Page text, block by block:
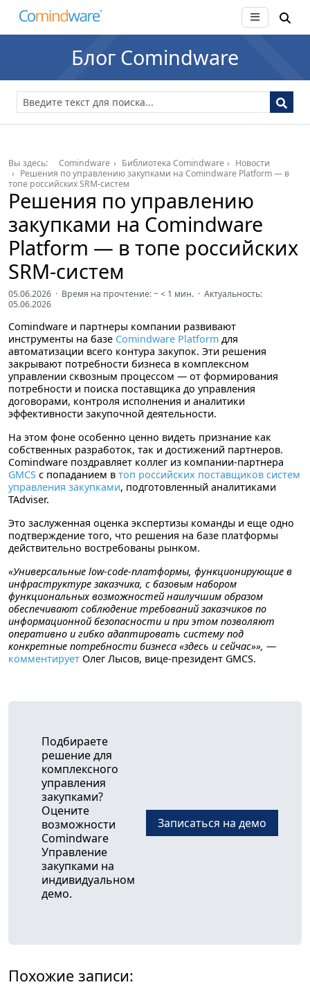
Блог Comindware
Вы здесь: Comindware Библиотека Comindware
Новости
Решения по управлению закупками на Comindware Platform — в
топе российских SRM-систем
Решения по управлению
закупками на Comindware
Platform — в топе российских
SRM-систем
05.06.2026 · Время на прочтение: ~< 1 мин. · Актуальность:
05.06.2026
Comindware и партнеры компании развивают
инструменты на базе Comindware Platform для
автоматизации всего контура закупок. Эти решения
закрывают потребности бизнеса в комплексном
управлении сквозным процессом — от формирования
потребности и поиска поставщика до управления
договорами, контроля исполнения и аналитики
эффективности закупочной деятельности.
На этом фоне особенно ценно видеть признание как
собственных разработок, так и достижений партнеров.
Comindware поздравляет коллег из компании-партнера
GMCS с попаданием в топ российских поставщиков систем
управления закупками, подготовленный аналитиками
TAdviser.
Это заслуженная оценка экспертизы команды и еще одно
подтверждение того, что решения на базе платформы
действительно востребованы рынком.
«Универсальные low-code-платформы, функционирующие в
инфраструктуре заказчика, с базовым набором
функциональных возможностей наилучшим образом
обеспечивают соблюдение требований заказчиков по
информационной безопасности и при этом позволяют
оперативно и гибко адаптировать систему под
конкретные потребности бизнеса «здесь и сейчас»», —
комментирует Олег Лысов, вице-президент GMCS.
Подбираете
решение для
комплексного
управления
закупками?
Оцените
возможности
Comindware
Управление
закупками на
индивидуальном
демо.
Записаться на демо
Похожие записи: